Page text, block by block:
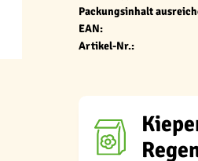
Packungsinhalt
EAN:
Artikel-Nr.: